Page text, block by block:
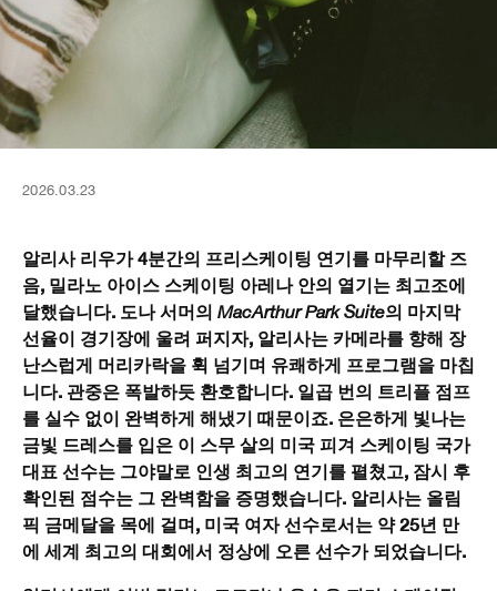
2026.03.23
알리사 리우가 4분간의 프리스케이팅 연기를 마무리할 즈
음, 밀라노 아이스 스케이팅 아레나 안의 열기는 최고조에
달했습니다. 도나 서머의 MacArthur Park Suite의 마지막
선율이 경기장에 울려 퍼지자, 알리사는 카메라를 향해 장
난스럽게 머리카락을 휙 넘기며 유쾌하게 프로그램을 마칩
니다. 관중은 폭발하듯 환호합니다. 일곱 번의 트리플 점프
를 실수 없이 완벽하게 해냈기 때문이죠. 은은하게 빛나는
금빛 드레스를 입은 이 스무 살의 미국 피겨 스케이팅 국가
대표 선수는 그야말로 인생 최고의 연기를 펼쳤고, 잠시 후
확인된 점수는 그 완벽함을 증명했습니다. 알리사는 올림
픽 금메달을 목에 걸며, 미국 여자 선수로서는 약 25년 만
에 세계 최고의 대회에서 정상에 오른 선수가 되었습니다.